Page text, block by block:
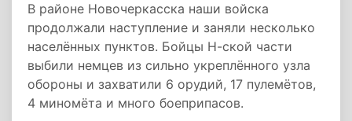
В районе Новочеркасска наши войска
продолжали наступление и заняли несколько
населённых пунктов. Бойцы Н-ской части
выбили немцев из сильно укреплённого узла
обороны и захватили 6 орудий, 17 пулемётов,
4 миномёта и много боеприпасов.